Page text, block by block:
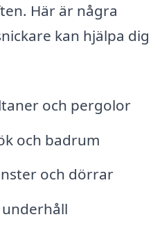
Här är några
kan hjälpa dig
och pergolor
och badrum
och dörrar